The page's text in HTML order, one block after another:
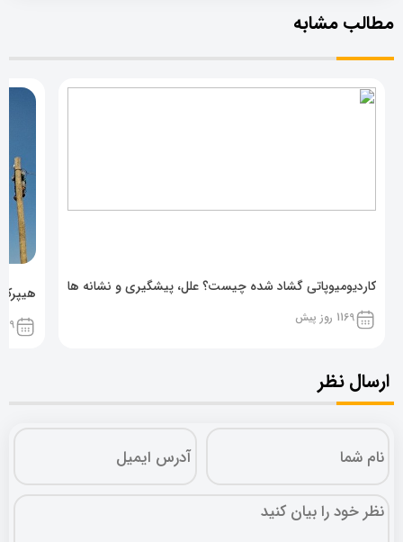
مطالب مشابه
کاردیومیوپاتی گشاد شده چیست؟ علل، پیشگیری و نشانه ها
1169 روز پیش 1169
ارسال نظر